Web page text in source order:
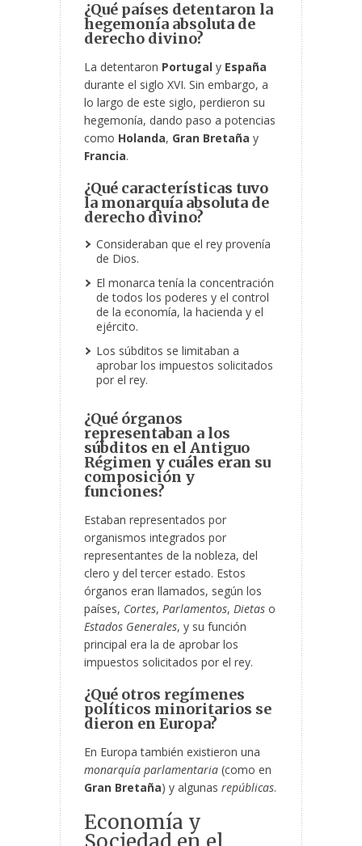
¿Qué países detentaron la
hegemonía absoluta de
derecho divino?
La detentaron Portugal y España
durante el siglo XVI. Sin embargo, a
lo largo de este siglo, perdieron su
hegemonía, dando paso a potencias
como Holanda, Gran Bretaña y
Francia.
¿Qué características tuvo
la monarquía absoluta de
derecho divino?
Consideraban que el rey provenía
de Dios.
El monarca tenía la concentración
de todos los poderes y el control
de la economía, la hacienda y el
ejército.
Los súbditos se limitaban a
aprobar los impuestos solicitados
por el rey.
¿Qué órganos
representaban a los
súbditos en el Antiguo
Régimen y cuáles eran su
composición y
funciones?
Estaban representados por
organismos integrados por
representantes de la nobleza, del
clero y del tercer estado. Estos
órganos eran llamados, según los
países, Cortes, Parlamentos, Dietas o
Estados Generales, y su función
principal era la de aprobar los
impuestos solicitados por el rey.
¿Qué otros regímenes
políticos minoritarios se
dieron en Europa?
En Europa también existieron una
monarquía parlamentaria (como en
Gran Bretaña) y algunas repúblicas.
Economía y